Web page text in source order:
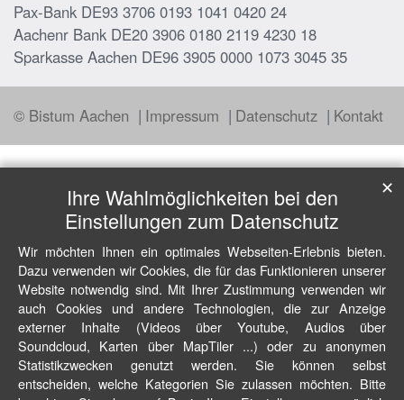
Pax-Bank DE93 3706 0193 1041 0420 24
Aachenr Bank DE20 3906 0180 2119 4230 18
Sparkasse Aachen DE96 3905 0000 1073 3045 35
© Bistum Aachen Impressum Datenschutz Kontakt
Ihre Wahlmöglichkeiten bei den
Einstellungen zum Datenschutz
Wir möchten Ihnen ein optimales Webseiten-Erlebnis bieten.
Dazu verwenden wir Cookies, die für das Funktionieren unserer
Website notwendig sind. Mit Ihrer Zustimmung verwenden wir
auch Cookies und andere Technologien, die zur Anzeige
externer Inhalte (Videos über Youtube, Audios über
Soundcloud, Karten über MapTiler ...) oder zu anonymen
Statistikzwecken genutzt werden. Sie können selbst
entscheiden, welche Kategorien Sie zulassen möchten. Bitte
✕